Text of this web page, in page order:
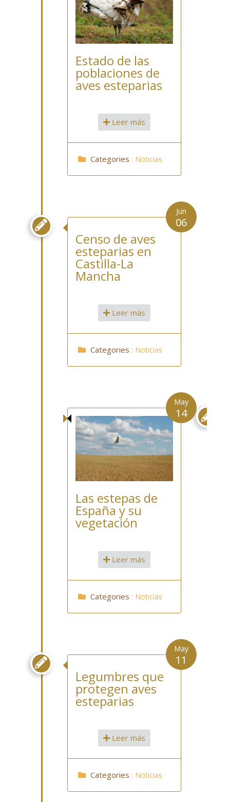
Estado de las
poblaciones de
aves esteparias
Leer más
Categories : Noticias

Censo de aves
esteparias en
Castilla-La
Mancha
Jun
06
Leer más
Categories : Noticias

Las estepas de
España y su
vegetación
May
14
Leer más
Categories : Noticias

Legumbres que
protegen aves
esteparias
May
11
Leer más
Categories : Noticias